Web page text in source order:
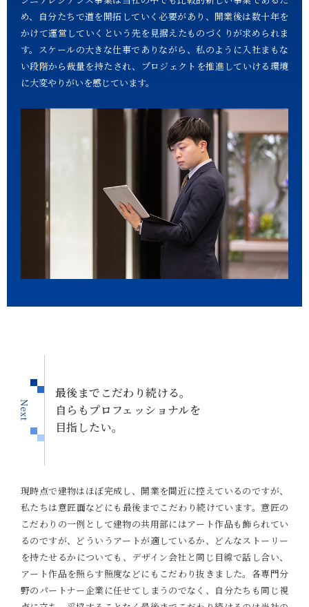
め、自分たちで道を開拓していく必要があり、開業後は数十年を
かけて運営していくという先を見据えたものづくりが求められま
す。スケールの大きな仕事でありながら、私のように入社まもな
い段階から裁量を持たされ、プロジェクトを推進していける環境
に大変やりがいを感じています。
最後までこだわり続ける。
自らもプロフェッショナルを
目指したい。
現時点で建物はほぼ完成し、開業を間近に控えているのですが、
私たちは意匠面などにも最後までこだわり続けています。意匠の
こだわりの一例として建物の共用部にはアート作品も飾られてい
るのですが、どういうアートが適しているか、どんなストーリー
を持たせるかについても、デザイン会社と同じ目線で話し合い、
アート作品を照らす照度などにもこだわり抜きました。各専門分
野のパートナー企業に任せてしまうのでなく、自分たちも同じ視